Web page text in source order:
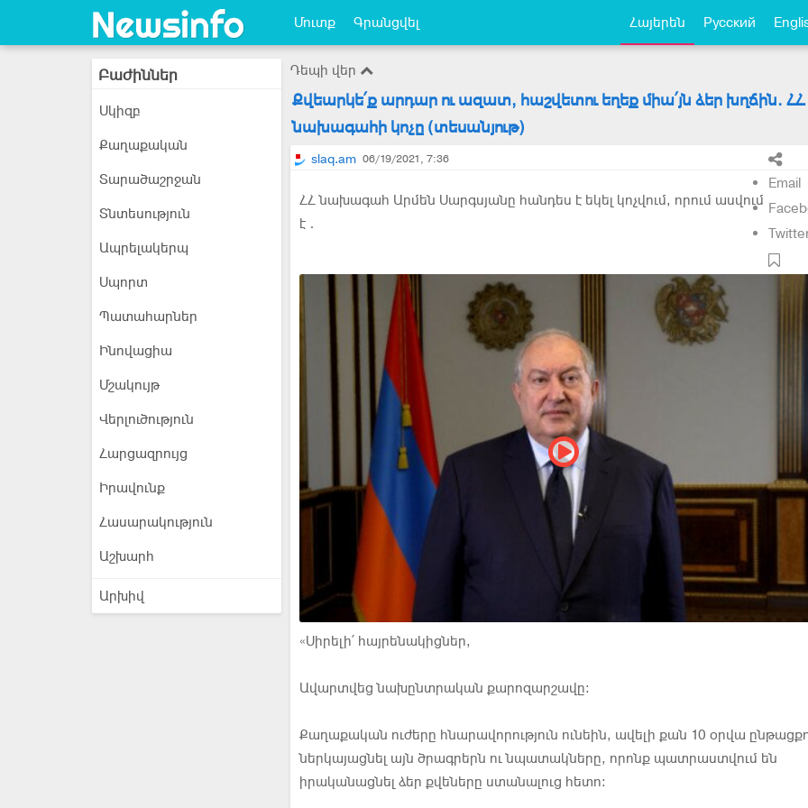
Մուտք Գրանցվել Հայերեն Русский
Բաժիններ
Սկիզբ
Քաղաքական
Տարածաշրջան
Տնտեսություն
Ապրելակերպ
Սպորտ
Պատահարներ
Ինովացիա
Մշակույթ
Վերլուծություն
Հարցազրույց
Իրավունք
Հասարակություն
Աշխարհ
Արխիվ
Դեպի վեր
Քվեարկե՛ք արդար ու ազատ, հաշվետու եղեք միա՛յն ձեր խղճին. ՀՀ
նախագահի կոչը (տեսանյութ)
slaq.am 06/19/2021, 7:36
Email
ՀՀ նախագահ Արմեն Սարգսյանը հանդես է եկել կոչվում, որում ասվում
է․
«Սիրելի՛ հայրենակիցներ,
Ավարտվեց նախընտրական քարոզարշավը։
Քաղաքական ուժերը հնարավորություն ունեին, ավելի քան 10 օրվա
ներկայացնել այն ծրագրերն ու նպատակները, որոնք պատրաստվում են
իրականացնել ձեր քվեները ստանալուց հետո: